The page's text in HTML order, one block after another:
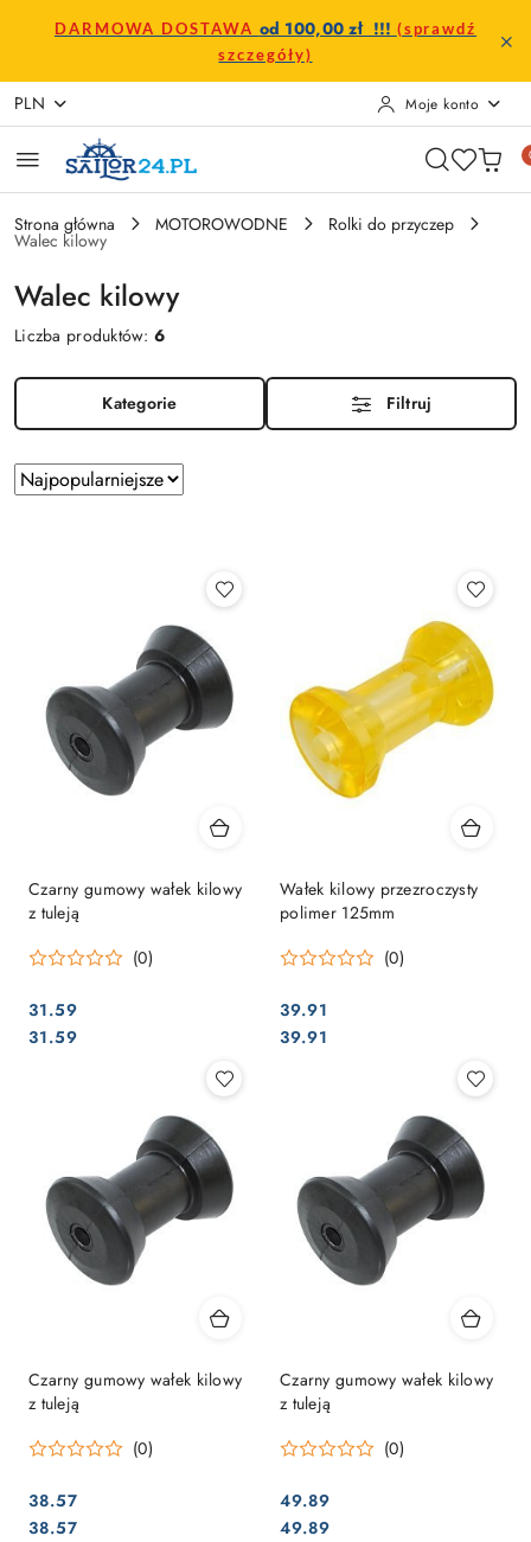
Przejdź do treści głównej
Przejdź do wyszukiwarki
Przejdź do moje konto
Przejdź do menu głównego
Przejdź do stopki
DARMOWA DOSTAWA od 100,00 zł !!! (sprawdź
szczegóły)
PLN Moje konto
Strona główna MOTOROWODNE Rolki do przyczep
Walec kilowy
Walec kilowy
Liczba produktów:6
Kategorie Filtruj
Zastosowano
sortowanie:
Sortuj
według
Czarny gumowy wałek kilowy
z tuleją
(0)
Cena:
31.59
Cena:
31.59
Wałek kilowy przezroczysty
polimer 125mm
(0)
Cena:
39.91
Cena:
39.91
Czarny gumowy wałek kilowy
z tuleją
(0)
Cena:
38.57
Cena:
38.57
Czarny gumowy wałek kilowy
z tuleją
(0)
Cena:
49.89
Cena:
49.89